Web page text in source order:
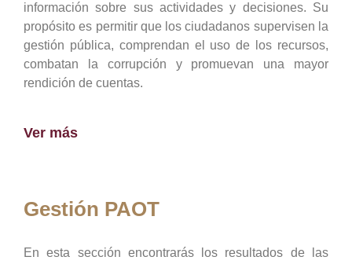
información sobre sus actividades y decisiones. Su
propósito es permitir que los ciudadanos supervisen la
gestión pública, comprendan el uso de los recursos,
combatan la corrupción y promuevan una mayor
rendición de cuentas.
Ver más
Gestión PAOT
En esta sección encontrarás los resultados de las